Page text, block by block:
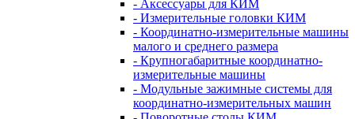
- Аксессуары для КИМ
- Измерительные головки КИМ
- Координатно-измерительные машины
малого и среднего размера
- Крупногабаритные координатно-
измерительные машины
- Модульные зажимные системы для
координатно-измерительных машин